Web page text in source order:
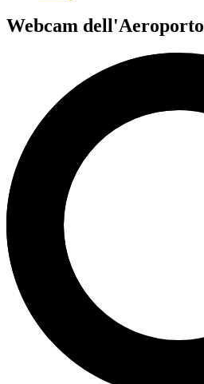
Webcam dell'Aeroporto